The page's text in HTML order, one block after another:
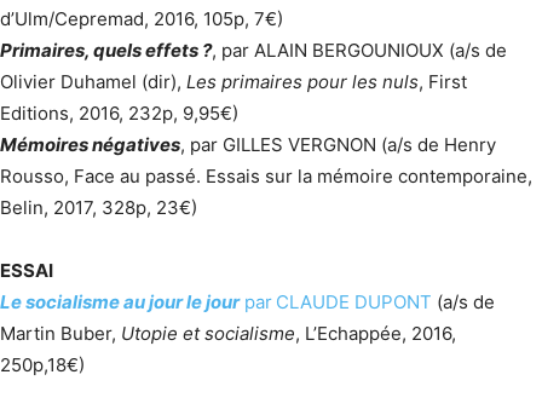
d’Ulm/Cepremad, 2016, 105p, 7€)
Primaires, quels effets ?, par ALAIN BERGOUNIOUX (a/s de
Olivier Duhamel (dir), Les primaires pour les nuls, First
Editions, 2016, 232p, 9,95€)
Mémoires négatives, par GILLES VERGNON (a/s de Henry
Rousso, Face au passé. Essais sur la mémoire contemporaine,
Belin, 2017, 328p, 23€)
ESSAI
Le socialisme au jour le jourpar CLAUDE DUPONT (a/s de
Martin Buber, Utopie et socialisme, L’Echappée, 2016,
250p,18€)